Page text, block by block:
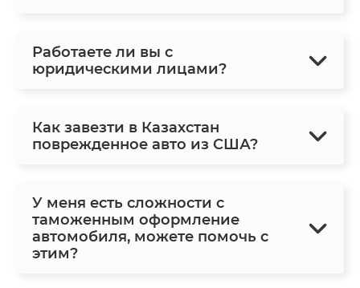
Работаете ли вы с
юридическими лицами?
Как завезти в Казахстан
поврежденное авто из США?
У меня есть сложности с
таможенным оформление
автомобиля, можете помочь с
этим?